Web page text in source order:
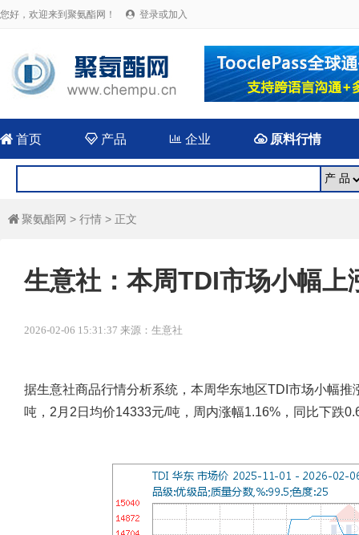
您好，欢迎来到聚氨酯网！  登录或加入
 首页 产品  企业 原料行情
 聚氨酯网 > 行情 > 正文
生意社：本周TDI市场小幅上
2026-02-06 15:31:37 来源：生意社
据生意社商品行情分析系统，本周华东地区TDI市场小幅
吨，2月2日均价14333元/吨，周内涨幅1.16%，同比下跌